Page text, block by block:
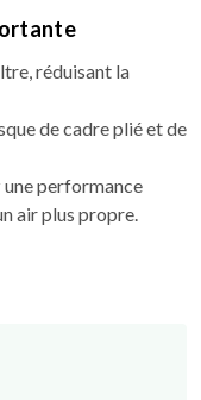
réduisant la
de cadre plié et de
une performance
air plus propre.